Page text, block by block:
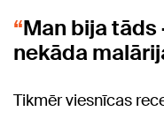
Man bija tāds
nekāda
Tikmēr viesnīcas